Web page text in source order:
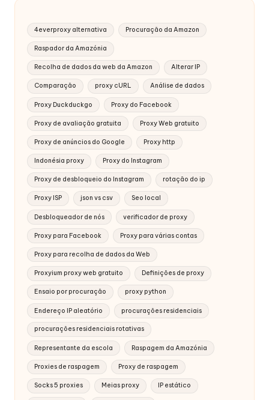
4everproxy alternativa Procuração da Amazon
Raspador da Amazónia
Recolha de dados da web da Amazon Alterar IP
Comparação proxy cURL Análise de dados
Proxy Duckduckgo Proxy do Facebook
Proxy de avaliação gratuita Proxy Web gratuito
Proxy de anúncios do Google Proxy http
Indonésia proxy Proxy do Instagram
Proxy de desbloqueio do Instagram rotação do ip
Proxy ISP json vs csv Seo local
Desbloqueador de nós verificador de proxy
Proxy para Facebook Proxy para várias contas
Proxy para recolha de dados da Web
Proxyium proxy web gratuito Definições de proxy
Ensaio por procuração proxy python
Endereço IP aleatório procurações residenciais
procurações residenciais rotativas
Representante da escola Raspagem da Amazónia
Proxies de raspagem Proxy de raspagem
Socks 5 proxies Meias proxy IP estático